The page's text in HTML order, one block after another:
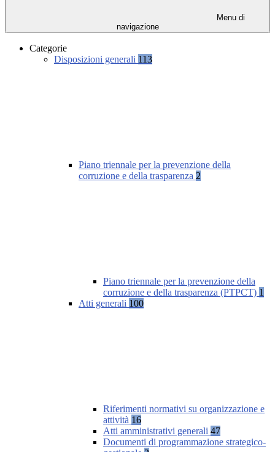
Menu di
navigazione
Categorie
Disposizioni generali 113
Piano triennale per la prevenzione della
corruzione e della trasparenza 2
Piano triennale per la prevenzione della
corruzione e della trasparenza (PTPCT) 1
Atti generali 100
Riferimenti normativi su organizzazione e
attività 16
Atti amministrativi generali 47
Documenti di programmazione strategico-